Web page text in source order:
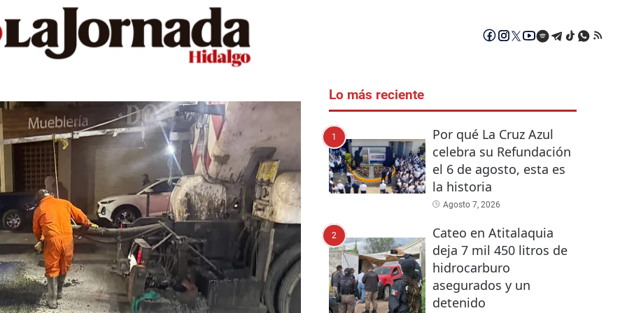
Lo más reciente
1
Por qué La Cruz Azul
celebra su Refundación
el 6 de agosto, esta es
la historia
Agosto 7, 2026
2
Cateo en Atitalaquia
deja 7 mil 450 litros de
hidrocarburo
asegurados y un
detenido